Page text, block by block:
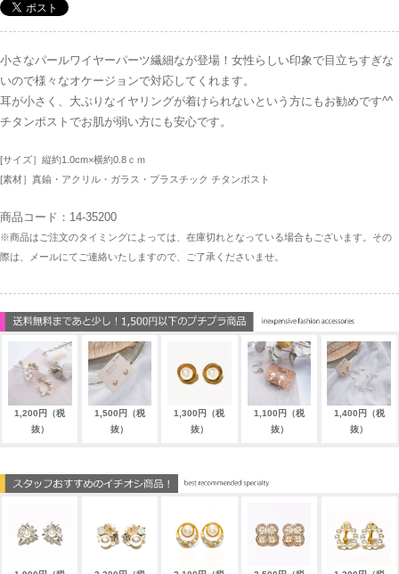
小さなパールワイヤーパーツ繊細なが登場！女性らしい印象で目立ちすぎな
いので様々なオケージョンで対応してくれます。
耳が小さく、大ぶりなイヤリングが着けられないという方にもお勧めです^^
チタンポストでお肌が弱い方にも安心です。
[サイズ］縦約1.0cm×横約0.8ｃｍ
[素材］真鍮・アクリル・ガラス・プラスチック チタンポスト
商品コード：14-35200
※商品はご注文のタイミングによっては、在庫切れとなっている場合もございます。その
際は、メールにてご連絡いたしますので、ご了承くださいませ。
1,200円（税
抜）
1,500円（税
抜）
1,300円（税
抜）
1,100円（税
抜）
1,400円（税
抜）